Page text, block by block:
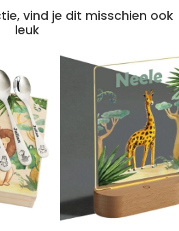
vind je dit misschien ook
leuk